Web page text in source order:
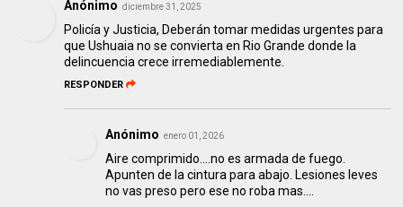
Anónimo diciembre 31, 2025
Policía y Justicia, Deberán tomar medidas urgentes para
que Ushuaia no se convierta en Rio Grande donde la
delincuencia crece irremediablemente.
RESPONDER
Anónimo enero 01, 2026
Aire comprimido....no es armada de fuego.
Apunten de la cintura para abajo. Lesiones leves
no vas preso pero ese no roba mas....